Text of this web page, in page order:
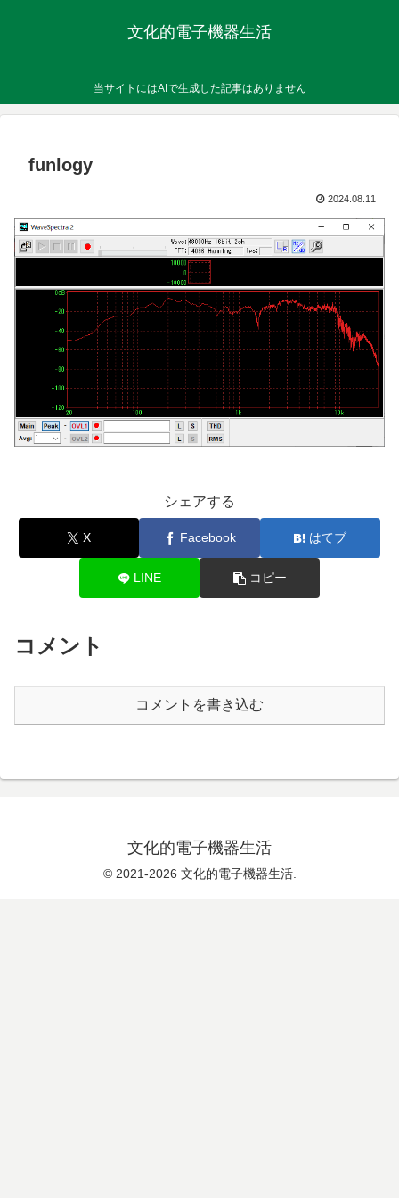
文化的電子機器生活
当サイトにはAIで生成した記事はありません
funlogy
2024.08.11
シェアする
X Facebook はてブ
LINE コピー
コメント
コメントを書き込む
文化的電子機器生活
© 2021-2026 文化的電子機器生活.